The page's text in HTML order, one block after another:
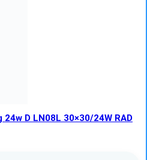
D LN08L 30×30/24W RAD